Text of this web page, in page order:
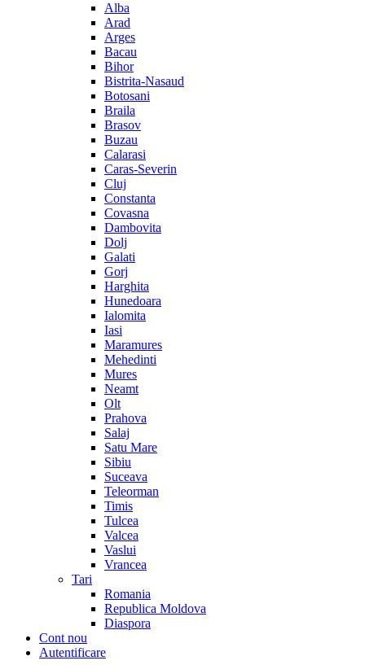
Alba
Arad
Arges
Bacau
Bihor
Bistrita-Nasaud
Botosani
Braila
Brasov
Buzau
Calarasi
Caras-Severin
Cluj
Constanta
Covasna
Dambovita
Dolj
Galati
Gorj
Harghita
Hunedoara
Ialomita
Iasi
Maramures
Mehedinti
Mures
Neamt
Olt
Prahova
Salaj
Satu Mare
Sibiu
Suceava
Teleorman
Timis
Tulcea
Valcea
Vaslui
Vrancea
Tari
Romania
Republica Moldova
Diaspora
Cont nou
Autentificare